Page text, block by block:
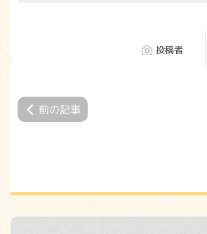
投稿者
前の記事